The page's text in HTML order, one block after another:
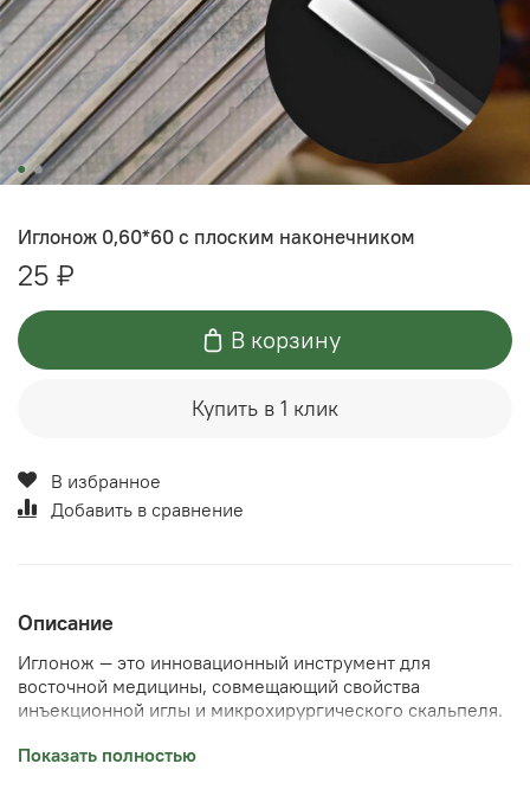
Иглонож 0,60*60 с плоским наконечником
25 ₽
В корзину
Купить в 1 клик
В избранное
Добавить в сравнение
Описание
Иглонож — это инновационный инструмент для
восточной медицины, совмещающий свойства
инъекционной иглы и микрохирургического скальпеля.
0,60 × 60 мм — более жесткая и длинная игла для
Показать полностью